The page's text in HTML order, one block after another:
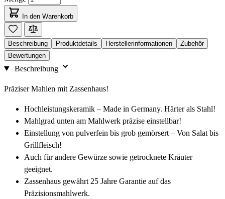
In den Warenkorb
Beschreibung Produktdetails Herstellerinformationen
Zubehör
Bewertungen
Beschreibung
Präziser Mahlen mit Zassenhaus!
Hochleistungskeramik – Made in Germany. Härter als Stahl!
Mahlgrad unten am Mahlwerk präzise einstellbar!
Einstellung von pulverfein bis grob gemörsert – Von Salat bis
Grillfleisch!
Auch für andere Gewürze sowie getrocknete Kräuter
geeignet.
Zassenhaus gewährt 25 Jahre Garantie auf das
Präzisionsmahlwerk.